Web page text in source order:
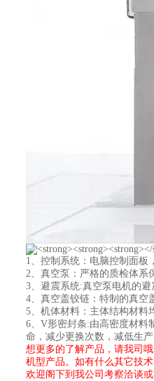
1、控制系统：电脑控制面板
2、真空泵：严格的质检体系
3、避震系统:真空泵电机的
4、真空盖铰链：特制的真空
5、机体材料： 主体结构材料
6、V形密封条:由高密度材料
命，减少更换次数，减低生
想更多的了解产品，请我司
机型产品。如有什么其它技
欢迎阁下到我公司考察洽谈